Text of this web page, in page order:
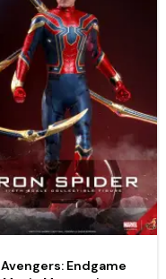
Avengers: Endgame